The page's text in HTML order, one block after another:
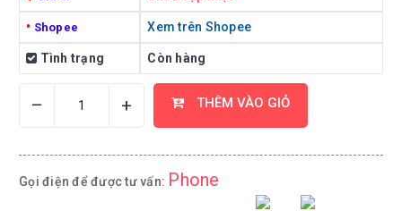
• Shopee Xem trên Shopee
Tình trạng Còn hàng
– + THÊM VÀO GIỎ
Gọi điện để được tư vấn: Phone